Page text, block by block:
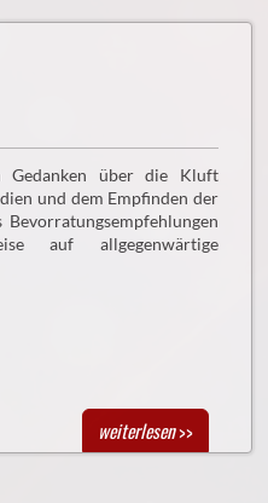
Gedanken über die Kluft
und dem Empfinden der
auf allgegenwärtige
weiterlesen>>